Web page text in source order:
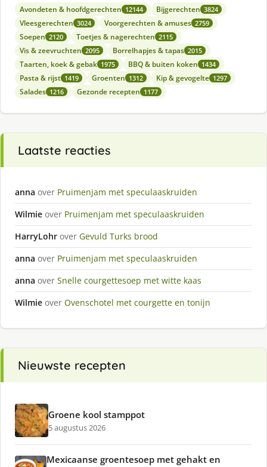
Avondeten & hoofdgerechten 12144 Bijgerechten 3824
Vleesgerechten 3024 Voorgerechten & amuses 2759
Soepen 2120 Toetjes & nagerechten 2115
Vis & zeevruchten 2095 Borrelhapjes & tapas 2015
Taarten, koek & gebak 1975 BBQ & buiten koken 1434
Pasta & rijst 1419 Groenten 1312 Kip & gevogelte 1297
Salades 1216 Gezonde recepten 1177
Laatste reacties
anna over Pruimenjam met speculaaskruiden
Wilmie over Pruimenjam met speculaaskruiden
HarryLohr over Gevuld Turks brood
anna over Pruimenjam met speculaaskruiden
anna over Snelle courgettesoep met witte kaas
Wilmie over Ovenschotel met courgette en tonijn
Nieuwste recepten
Groene kool stamppot
5 augustus 2026
Mexicaanse groentesoep met gehakt en